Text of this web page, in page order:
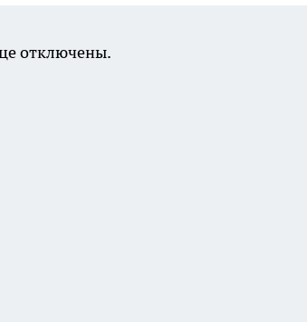
отключены.